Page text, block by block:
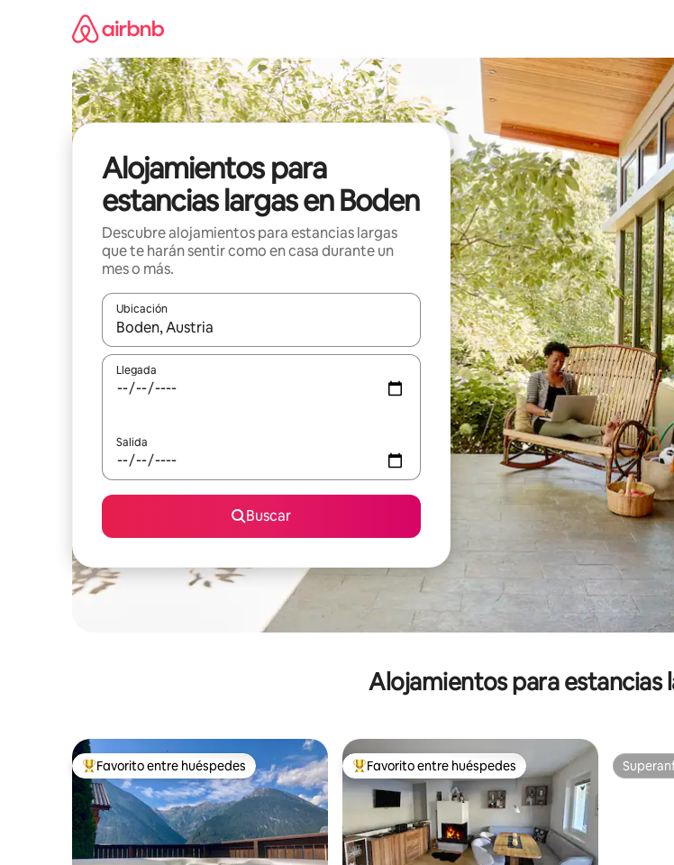
Alojamientos para
estancias largas en Boden
Descubre alojamientos para estancias largas
que te harán sentir como en casa durante un
mes o más.
Ubicación
Cuando los resultados estén disponibles, podrás navegar usando las teclas de las flechas hacia
Llegada
Salida
Buscar
Alojamientos para estancias
De los mejores en Favorito entre huéspedes
Favorito entre huéspedes De los mejores en Favorito entre huéspedes
Favorito entre huéspedes